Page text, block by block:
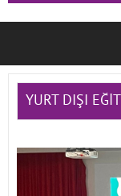
Ana Sayfa
Okullarımız
Kampüs Olanakları
YURT DIŞI